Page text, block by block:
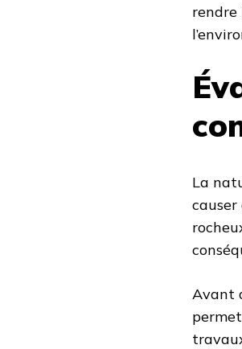
rendre
La
causer
Avant